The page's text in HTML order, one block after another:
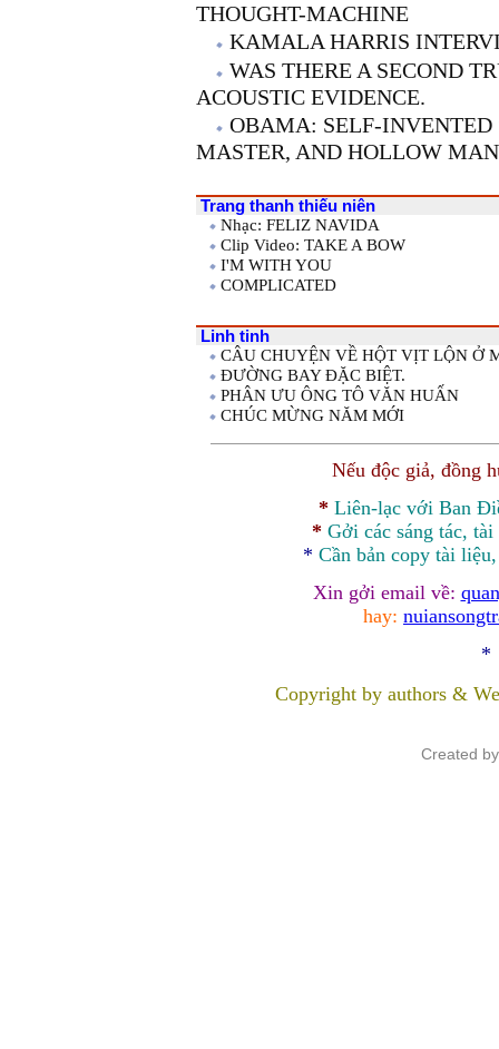
THOUGHT-MACHINE
KAMALA HARRIS
WAS THERE A SECOND
ACOUSTIC EVIDENCE.
OBAMA: SELF-INVENTED
MASTER, AND HOLLOW MAN
Trang thanh thiếu niên
Nhạc: FELIZ NAVIDA
Clip Video: TAKE A BOW
I'M WITH YOU
COMPLICATED
Linh tinh
CÂU CHUYỆN VỀ HỘT VỊT LỘN Ở
ĐƯỜNG BAY ĐẶC BIỆT.
PHÂN ƯU ÔNG TÔ VĂN HUẤN
CHÚC MỪNG NĂM MỚI
Nếu độc giả, đồng
* Liên-lạc với Ban
* Gởi các sáng tác,
* Cần bản copy tài
Xin gởi email về:
hay:
*
Copyright by authors &
Created